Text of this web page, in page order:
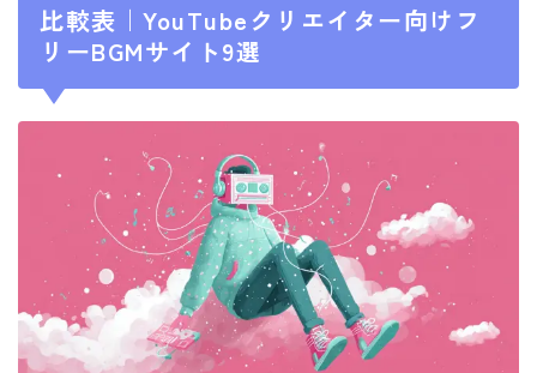
比較表｜YouTubeクリエイター向けフ
リーBGMサイト9選